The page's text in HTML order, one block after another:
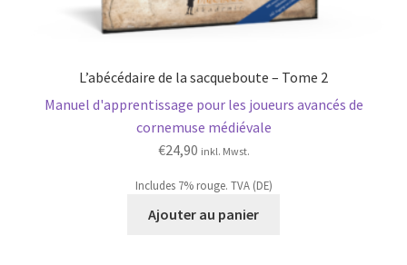
L’abécédaire de la sacqueboute – Tome 2
Manuel d'apprentissage pour les joueurs avancés de
cornemuse médiévale
€24,90 inkl. Mwst.
Includes 7% rouge. TVA (DE)
Ajouter au panier